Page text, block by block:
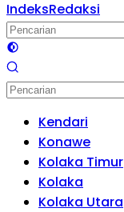
IndeksRedaksi
Kendari
Konawe
Kolaka Timur
Kolaka
Kolaka Utara